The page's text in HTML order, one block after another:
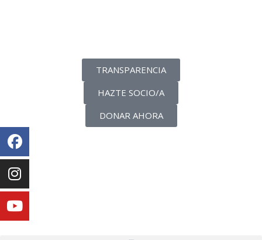
TRANSPARENCIA
HAZTE SOCIO/A
DONAR AHORA